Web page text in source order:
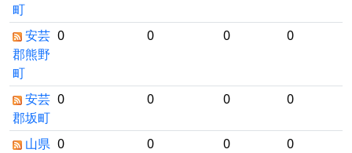
町
安芸
郡熊野
町
0 0 0 0
安芸
郡坂町
0 0 0 0
山県 0 0 0 0